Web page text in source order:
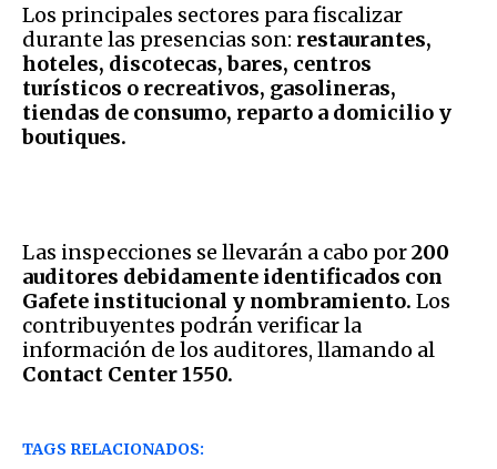
Los principales sectores para fiscalizar
durante las presencias son: restaurantes,
hoteles, discotecas, bares, centros
turísticos o recreativos, gasolineras,
tiendas de consumo, reparto a domicilio y
boutiques.
Las inspecciones se llevarán a cabo por200
auditores debidamente identificados con
Gafete institucional y nombramiento. Los
contribuyentes podrán verificar la
información de los auditores, llamando al
Contact Center 1550.
TAGS RELACIONADOS: